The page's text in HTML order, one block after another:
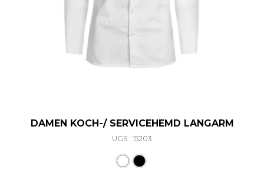
DAMEN KOCH-/ SERVICEHEMD LANGARM
UGS : 15203